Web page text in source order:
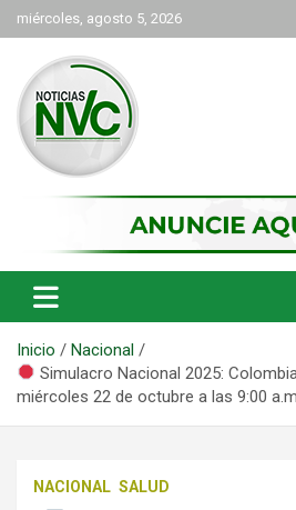
Saltar
al
contenido
miércoles, agosto 5, 2026
NVC Noticias
Inicio
Nacional
Simulacro Nacional 2025:
miércoles 22 de octubre a las 9:00
NACIONAL SALUD